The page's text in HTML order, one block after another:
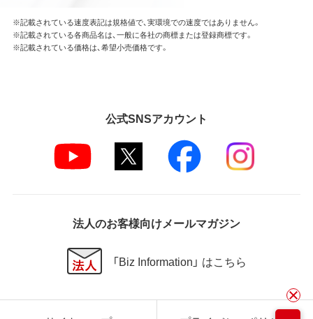
※記載されている速度表記は規格値で、実環境での速度ではありません。
※記載されている各商品名は、一般に各社の商標または登録商標です。
※記載されている価格は、希望小売価格です。
公式SNSアカウント
法人のお客様向けメールマガジン
「Biz Information」 はこちら